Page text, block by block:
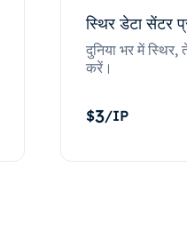
स्थिर डेटा सेंटर
दुनिया भर में
करें।
$3/IP